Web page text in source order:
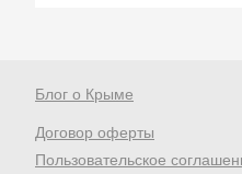
Блог о Крыме
Договор оферты
Пользовательское